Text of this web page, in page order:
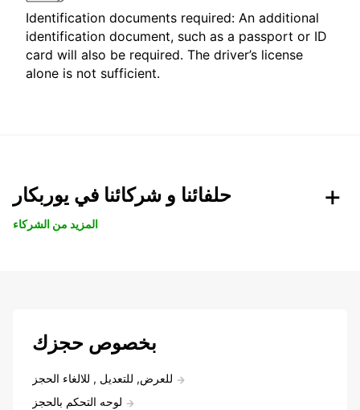
Identification documents required: An additional
identification document, such as a passport or ID
card will also be required. The driver’s license
alone is not sufficient.
حلفائنا و شركائنا في يوربكار
المزيد من الشركاء
بخصوص حجزك
للعرض, للتعديل , للالغاء الحجز
لوحه التحكم بالحجز